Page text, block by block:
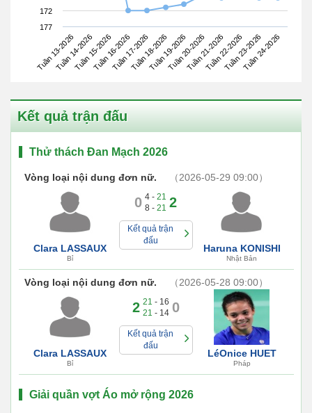
Tuần 13-2026
Tuần 14-2026Tuần 15-2026Tuần 16-2026Tuần 17-2026Tuần 18-2026Tuần 19-2026Tuần 20-2026Tuần 21-2026Tuần 22-2026Tuần 23-2026
Tuần 24-2026
172
177
Kết quả trận đấu
Thử thách Đan Mạch 2026
Vòng loại nội dung đơn nữ. （2026-05-29 09:00）
Clara LASSAUX
Bỉ
0 4 -21
8 -21 2
Kết quả trận
đấu
Haruna KONISHI
Nhật Bản
Vòng loại nội dung đơn nữ. （2026-05-28 09:00）
Clara LASSAUX
Bỉ
2 21 - 16
21 - 14 0
Kết quả trận
đấu
LéOnice HUET
Pháp
Giải quần vợt Áo mở rộng 2026